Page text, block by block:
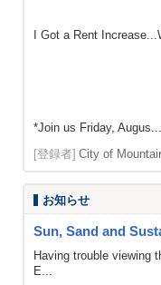
I Got a Rent
*Join us Friday, Augus...
[登録者] City of
お知らせ
Sun, Sand and
Having trouble viewing
E...